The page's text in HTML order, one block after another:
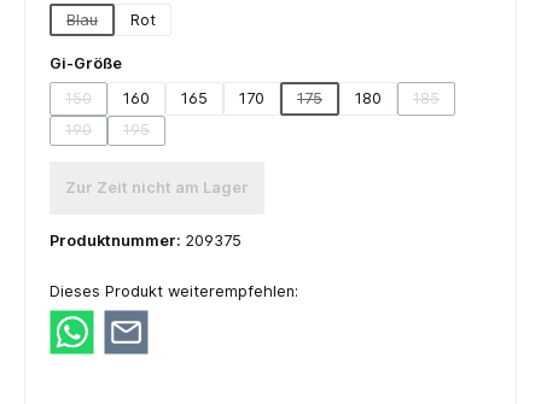
Blau
(Diese Option ist zurzeit nicht verfügbar.)
Rot
Gi-Größeauswählen
150
(Diese Option ist zurzeit nicht verfügbar.)
160 165 170 175
(Diese Option ist zurzeit nicht
180 185
(Diese Option
190
(Diese Option ist zurzeit nicht verfügbar.)
195
(Diese Option ist zurzeit nicht verfügbar.)
Zur Zeit nicht am Lager
Produktnummer: 209375
Dieses Produkt weiterempfehlen: